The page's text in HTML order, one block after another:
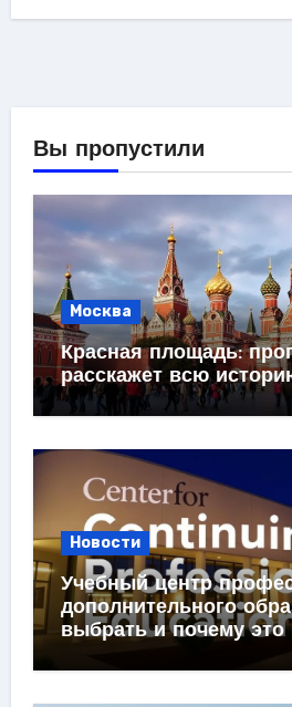
Вы пропустили
Москва
Красная площадь:
расскажет всю
Новости
Учебный центр
дополнительного
выбрать и почему это